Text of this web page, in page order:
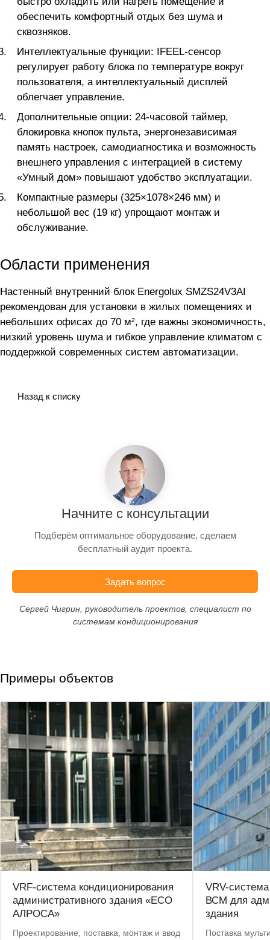
обеспечить комфортный отдых без шума и
сквозняков.
Интеллектуальные функции: IFEEL-сенсор
регулирует работу блока по температуре вокруг
пользователя, а интеллектуальный дисплей
облегчает управление.
Дополнительные опции: 24-часовой таймер,
блокировка кнопок пульта, энергонезависимая
память настроек, самодиагностика и возможность
внешнего управления с интеграцией в систему
«Умный дом» повышают удобство эксплуатации.
Компактные размеры (325×1078×246 мм) и
небольшой вес (19 кг) упрощают монтаж и
обслуживание.
Области применения
Настенный внутренний блок Energolux SMZS24V3AI
рекомендован для установки в жилых помещениях и
небольших офисах до 70 м², где важны экономичность,
низкий уровень шума и гибкое управление климатом с
поддержкой современных систем автоматизации.
Назад к списку
Начните с консультации
Подберём оптимальное оборудование, сделаем
бесплатный аудит проекта.
Задать вопрос
Сергей Чигрин, руководитель проектов, специалист по
системам кондиционирования
Примеры объектов
VRF-система кондиционирования
административного здания «ЕСО
АЛРОСА»
Проектирование, поставка, монтаж и ввод
VRV-
ВСМ для
здания
Поставка